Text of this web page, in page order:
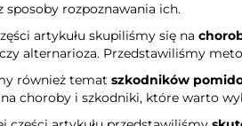
sposoby rozpoznawania ich.
artykułu skupiliśmy się na
alternarioza. Przedstawiliśmy
również tematszkodników
choroby i szkodniki, które warto